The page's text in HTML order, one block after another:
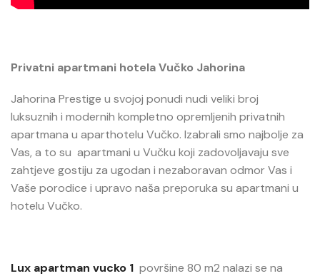
Privatni apartmani hotela Vučko Jahorina
Jahorina Prestige u svojoj ponudi nudi veliki broj
luksuznih i modernih kompletno opremljenih privatnih
apartmana u aparthotelu Vučko. Izabrali smo najbolje za
Vas, a to su apartmani u Vučku koji zadovoljavaju sve
zahtjeve gostiju za ugodan i nezaboravan odmor Vas i
Vaše porodice i upravo naša preporuka su apartmani u
hotelu Vučko.
Lux apartman vucko 1 površine 80 m2 nalazi se na